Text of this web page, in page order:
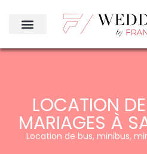
LOCATION
MARIAGES À
Location de bus, minibus,